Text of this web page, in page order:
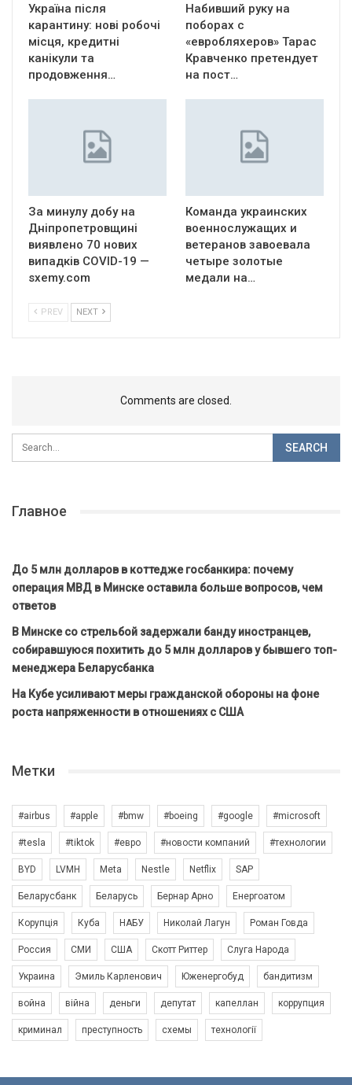
Україна після
карантину: нові робочі
місця, кредитні
канікули та
продовження…
Набивший руку на
поборах с
«евробляхеров» Тарас
Кравченко претендует
на пост…
За минулу добу на
Дніпропетровщині
виявлено 70 нових
випадків COVID-19 —
sxemy.com
Команда украинских
военнослужащих и
ветеранов завоевала
четыре золотые
медали на…
PREV NEXT
Comments are closed.
Главное
До 5 млн долларов в коттедже госбанкира: почему
операция МВД в Минске оставила больше вопросов, чем
ответов
В Минске со стрельбой задержали банду иностранцев,
собиравшуюся похитить до 5 млн долларов у бывшего топ-
менеджера Беларусбанка
На Кубе усиливают меры гражданской обороны на фоне
роста напряженности в отношениях с США
Метки
#airbus #apple #bmw #boeing #google #microsoft
#tesla #tiktok #евро #новости компаний #технологии
BYD LVMH Meta Nestle Netflix SAP
Беларусбанк Беларусь Бернар Арно Енергоатом
Корупція Куба НАБУ Николай Лагун Роман Говда
Россия СМИ США Скотт Риттер Слуга Народа
Украина Эмиль Карленович Юженергобуд бандитизм
война війна деньги депутат капеллан коррупция
криминал преступность схемы технології